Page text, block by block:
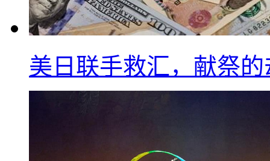
美日联手救汇，献祭